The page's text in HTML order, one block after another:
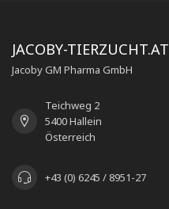
JACOBY-TIERZUCHT.AT
Jacoby GM Pharma GmbH
Teichweg 2
5400 Hallein
Österreich
+43 (0) 6245 / 8951-27